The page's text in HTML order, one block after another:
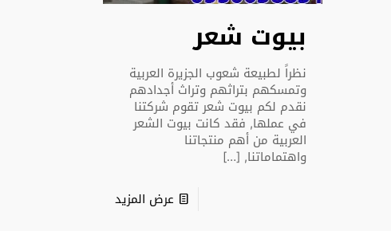
بيوت شعر
نظراً لطبيعة شعوب الجزيرة العربية
وتمسكهم بتراثهم وتراث أجدادهم
نقدم لكم بيوت شعر تقوم شركتنا
في عملها, فقد كانت بيوت الشعر
العربية من أهم منتجاتنا
واهتماماتنا, […]
عرض المزيد